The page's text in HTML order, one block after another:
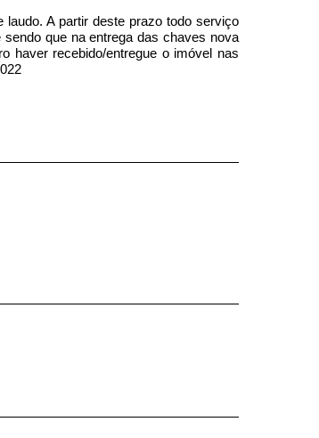
A partir deste prazo todo serviço
que na entrega das chaves nova
haver recebido/entregue o imóvel nas